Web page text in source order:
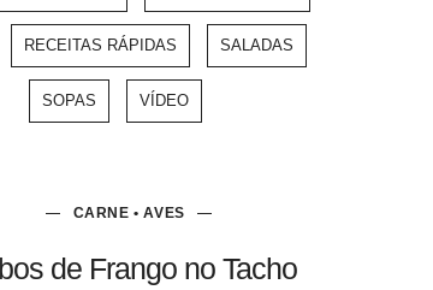
RECEITAS RÁPIDAS SALADAS
SOPAS VÍDEO
CARNE • AVES
de Frango no Tacho